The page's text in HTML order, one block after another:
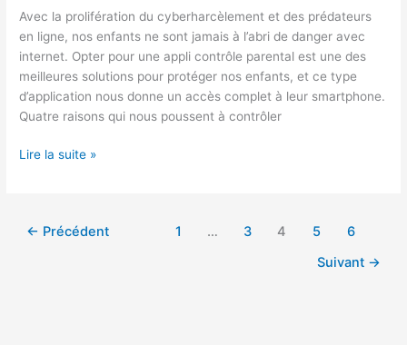
Avec la prolifération du cyberharcèlement et des prédateurs
en ligne, nos enfants ne sont jamais à l’abri de danger avec
internet. Opter pour une appli contrôle parental est une des
meilleures solutions pour protéger nos enfants, et ce type
d’application nous donne un accès complet à leur smartphone.
Quatre raisons qui nous poussent à contrôler
Lire la suite »
← Précédent 1 … 3 4 5
6
Suivant →